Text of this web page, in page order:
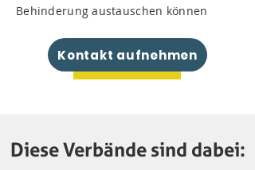
Behinderung austauschen können
Kontakt aufnehmen
Diese Verbände sind dabei: